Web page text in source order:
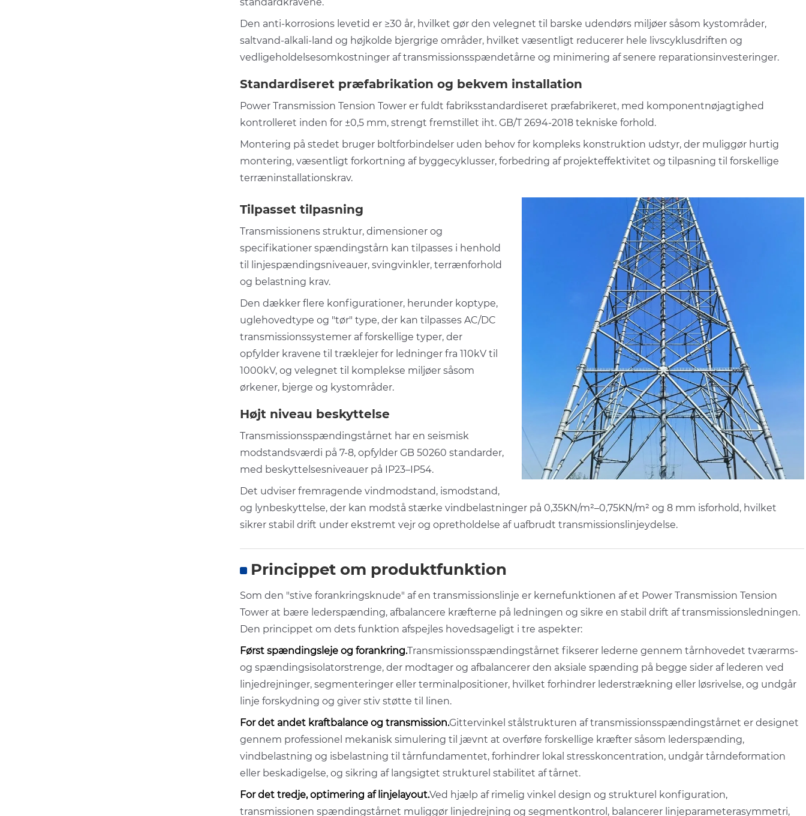
Den anti-korrosions levetid er ≥30 år, hvilket gør den velegnet til barske udendørs miljøer såsom kystområder,
saltvand-alkali-land og højkolde bjergrige områder, hvilket væsentligt reducerer hele livscyklusdriften og
vedligeholdelsesomkostninger af transmissionsspændetårne og minimering af senere reparationsinvesteringer.
Standardiseret præfabrikation og bekvem installation
Power Transmission Tension Tower er fuldt fabriksstandardiseret præfabrikeret, med komponentnøjagtighed
kontrolleret inden for ±0,5 mm, strengt fremstillet iht. GB/T 2694-2018 tekniske forhold.
Montering på stedet bruger boltforbindelser uden behov for kompleks konstruktion udstyr, der muliggør hurtig
montering, væsentligt forkortning af byggecyklusser, forbedring af projekteffektivitet og tilpasning til forskellige
terræninstallationskrav.
Tilpasset tilpasning
Transmissionens struktur, dimensioner og
specifikationer spændingstårn kan tilpasses i henhold
til linjespændingsniveauer, svingvinkler, terrænforhold
og belastning krav.
Den dækker flere konfigurationer, herunder koptype,
uglehovedtype og "tør" type, der kan tilpasses AC/DC
transmissionssystemer af forskellige typer, der
opfylder kravene til træklejer for ledninger fra 110kV til
1000kV, og velegnet til komplekse miljøer såsom
ørkener, bjerge og kystområder.
Højt niveau beskyttelse
Transmissionsspændingstårnet har en seismisk
modstandsværdi på 7-8, opfylder GB 50260 standarder,
med beskyttelsesniveauer på IP23–IP54.
Det udviser fremragende vindmodstand, ismodstand,
og lynbeskyttelse, der kan modstå stærke vindbelastninger på 0,35KN/m²–0,75KN/m² og 8 mm isforhold, hvilket
sikrer stabil drift under ekstremt vejr og opretholdelse af uafbrudt transmissionslinjeydelse.
Princippet om produktfunktion
Som den "stive forankringsknude" af en transmissionslinje er kernefunktionen af et Power Transmission Tension
Tower at bære lederspænding, afbalancere kræfterne på ledningen og sikre en stabil drift af transmissionsledningen.
Den princippet om dets funktion afspejles hovedsageligt i tre aspekter:
Først spændingsleje og forankring.Transmissionsspændingstårnet fikserer lederne gennem tårnhovedet tværarms-
og spændingsisolatorstrenge, der modtager og afbalancerer den aksiale spænding på begge sider af lederen ved
linjedrejninger, segmenteringer eller terminalpositioner, hvilket forhindrer lederstrækning eller løsrivelse, og undgår
linje forskydning og giver stiv støtte til linen.
For det andet kraftbalance og transmission.Gittervinkel stålstrukturen af transmissionsspændingstårnet er designet
gennem professionel mekanisk simulering til jævnt at overføre forskellige kræfter såsom lederspænding,
vindbelastning og isbelastning til tårnfundamentet, forhindrer lokal stresskoncentration, undgår tårndeformation
eller beskadigelse, og sikring af langsigtet strukturel stabilitet af tårnet.
For det tredje, optimering af linjelayout.Ved hjælp af rimelig vinkel design og strukturel konfiguration,
transmissionen spændingstårnet muliggør linjedrejning og segmentkontrol, balancerer linjeparameterasymmetri,